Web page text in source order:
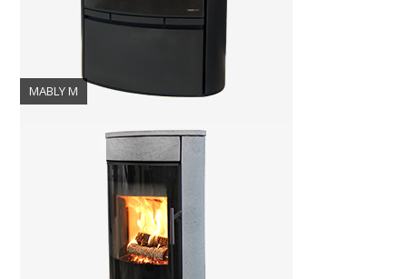
MABLY M